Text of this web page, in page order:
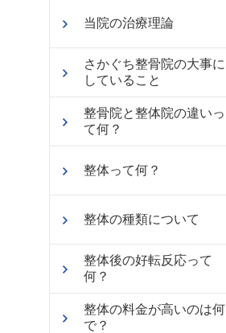
当院の治療理論
さかぐち整骨院の大事に
していること
整骨院と整体院の違いっ
て何？
整体って何？
整体の種類について
整体後の好転反応って
何？
整体の料金が高いのは何
で？